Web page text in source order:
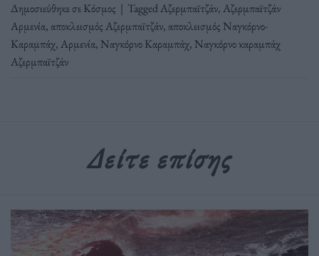
Δημοσιεύθηκε σεΚόσμος | TaggedΑζερμπαϊτζάν,Αζερμπαϊτζάν
Αρμενία,αποκλεισμός Αζερμπαϊτζάν,αποκλεισμός Ναγκόρνο-
Καραμπάχ,Αρμενία, Ναγκόρνο Καραμπάχ, Ναγκόρνο καραμπάχ
Αζερμπαϊτζάν
Δείτε επίσης